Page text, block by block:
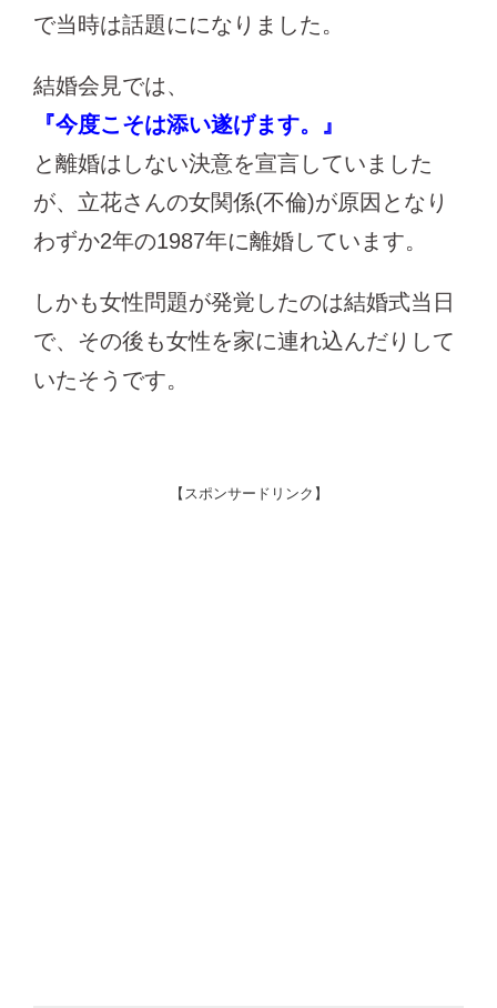
で当時は話題にになりました。
結婚会見では、
『今度こそは添い遂げます。』
と離婚はしない決意を宣言していました
が、立花さんの女関係(不倫)が原因となり
わずか2年の1987年に離婚しています。
しかも女性問題が発覚したのは結婚式当日
で、その後も女性を家に連れ込んだりして
いたそうです。
【スポンサードリンク】